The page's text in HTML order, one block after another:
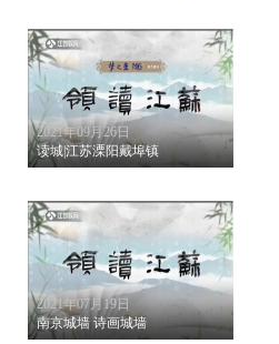
2021年09月26日
读城|江苏溧阳戴埠镇
2021年07月19日
南京城墙 诗画城墙